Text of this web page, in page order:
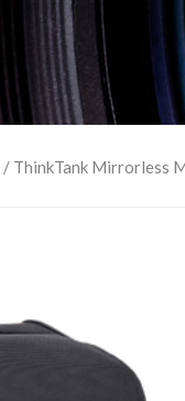
/ ThinkTank Mirrorless